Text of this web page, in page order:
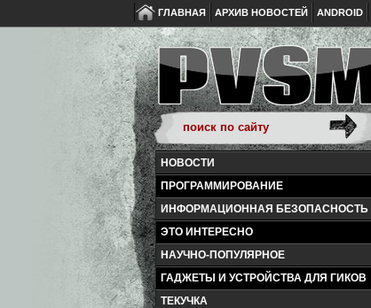
ГЛАВНАЯ АРХИВ НОВОСТЕЙ ANDROID
НОВОСТИ
ПРОГРАММИРОВАНИЕ
ИНФОРМАЦИОННАЯ БЕЗОПАСНОСТЬ
ЭТО ИНТЕРЕСНО
НАУЧНО-ПОПУЛЯРНОЕ
ГАДЖЕТЫ И УСТРОЙСТВА ДЛЯ ГИКОВ
ТЕКУЧКА